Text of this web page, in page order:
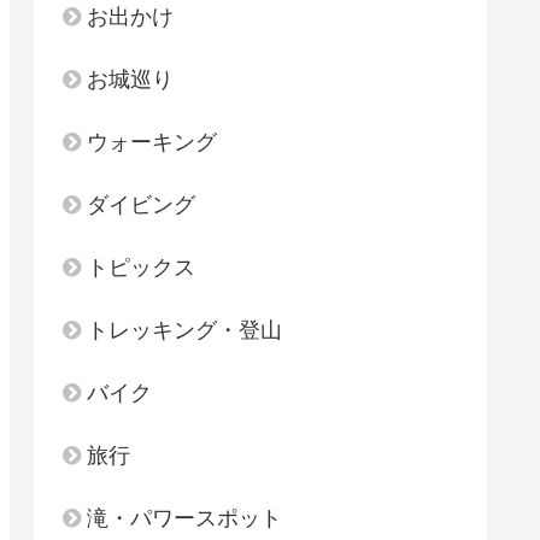
お出かけ
お城巡り
ウォーキング
ダイビング
トピックス
トレッキング・登山
バイク
旅行
滝・パワースポット